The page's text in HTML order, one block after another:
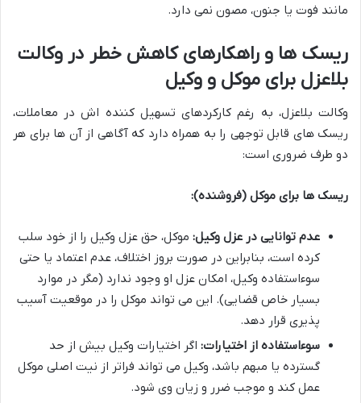
مانند فوت یا جنون، مصون نمی دارد.
ریسک ها و راهکارهای کاهش خطر در وکالت
بلاعزل برای موکل و وکیل
وکالت بلاعزل، به رغم کارکردهای تسهیل کننده اش در معاملات،
ریسک های قابل توجهی را به همراه دارد که آگاهی از آن ها برای هر
دو طرف ضروری است:
ریسک ها برای موکل (فروشنده):
عدم توانایی در عزل وکیل: موکل، حق عزل وکیل را از خود سلب
کرده است، بنابراین در صورت بروز اختلاف، عدم اعتماد یا حتی
سوءاستفاده وکیل، امکان عزل او وجود ندارد (مگر در موارد
بسیار خاص قضایی). این می تواند موکل را در موقعیت آسیب
پذیری قرار دهد.
سوءاستفاده از اختیارات: اگر اختیارات وکیل بیش از حد
گسترده یا مبهم باشد، وکیل می تواند فراتر از نیت اصلی موکل
عمل کند و موجب ضرر و زیان وی شود.